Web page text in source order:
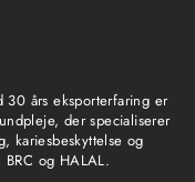
30 års eksporterfaring er
der specialiserer
kariesbeskyttelse og
og HALAL.